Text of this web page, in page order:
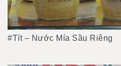
#Tít – Nước Mía Sầu Riêng